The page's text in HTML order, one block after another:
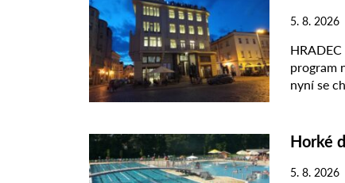
5. 8. 2026
program
nyní se
Horké
5. 8. 2026